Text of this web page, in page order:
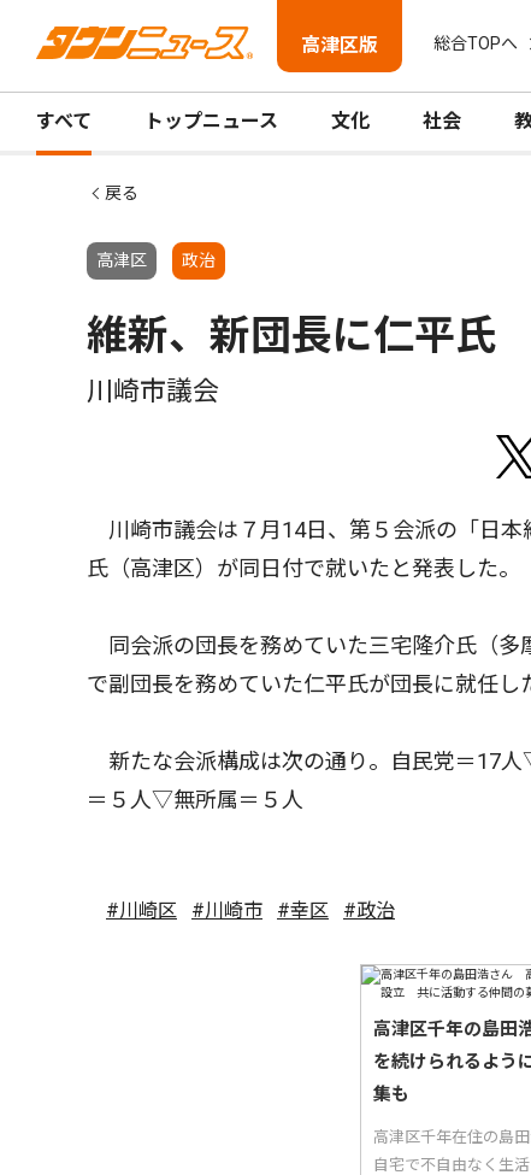
高津区版 総合TOPへ
すべて トップニュース 文化 社会
戻る
高津区 政治
維新、新団長に仁平氏
川崎市議会
川崎市議会は７月14日、第５会派の「日
氏（高津区）が同日付で就いたと発表した。
同会派の団長を務めていた三宅隆介氏（多
で副団長を務めていた仁平氏が団長に就任し
新たな会派構成は次の通り。自民党＝17
＝５人▽無所属＝５人
#川崎区 #川崎市 #幸区 #政治
高津区千年の島田
を続けられるよう
集も
高津区千年在住の島
自宅で不自由なく生